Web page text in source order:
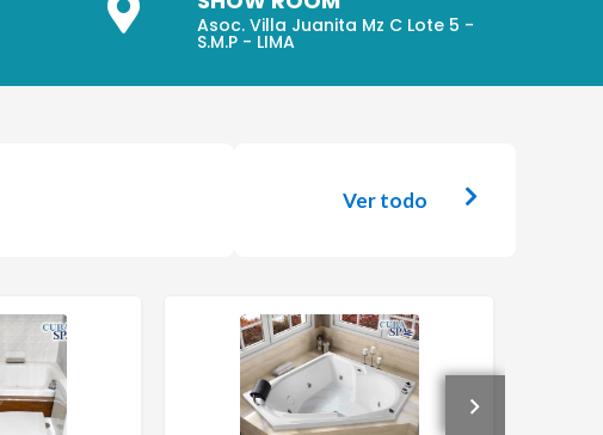
Asoc. Villa Juanita Mz C Lote 5 -
S.M.P - LIMA
Ver todo